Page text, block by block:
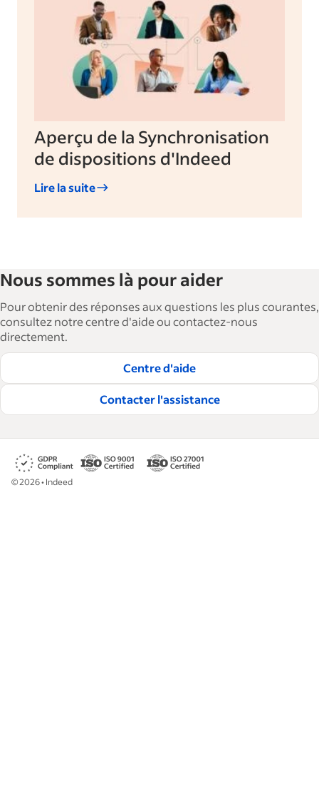
Aperçu de la Synchronisation
de dispositions d'Indeed
Lire la suite
Nous sommes là pour aider
Pour obtenir des réponses aux questions les plus courantes,
consultez notre centre d'aide ou contactez-nous
directement.
Centre d'aide
Contacter l'assistance
©2026• Indeed